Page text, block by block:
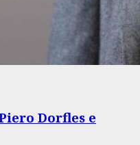
Dorfles e